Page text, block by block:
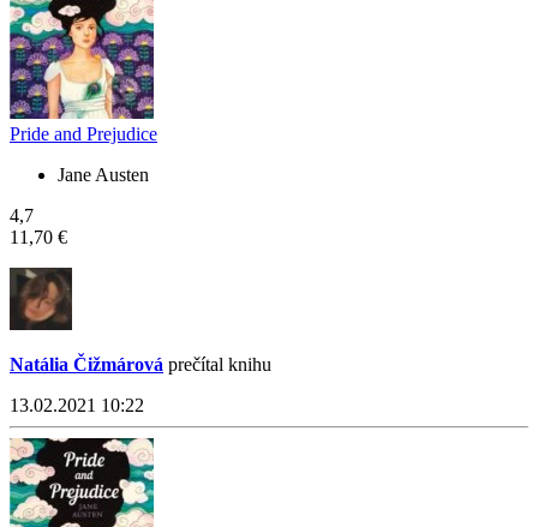
Pride and Prejudice
Jane Austen
4,7
11,70 €
Natália Čižmárová prečítal knihu
13.02.2021 10:22